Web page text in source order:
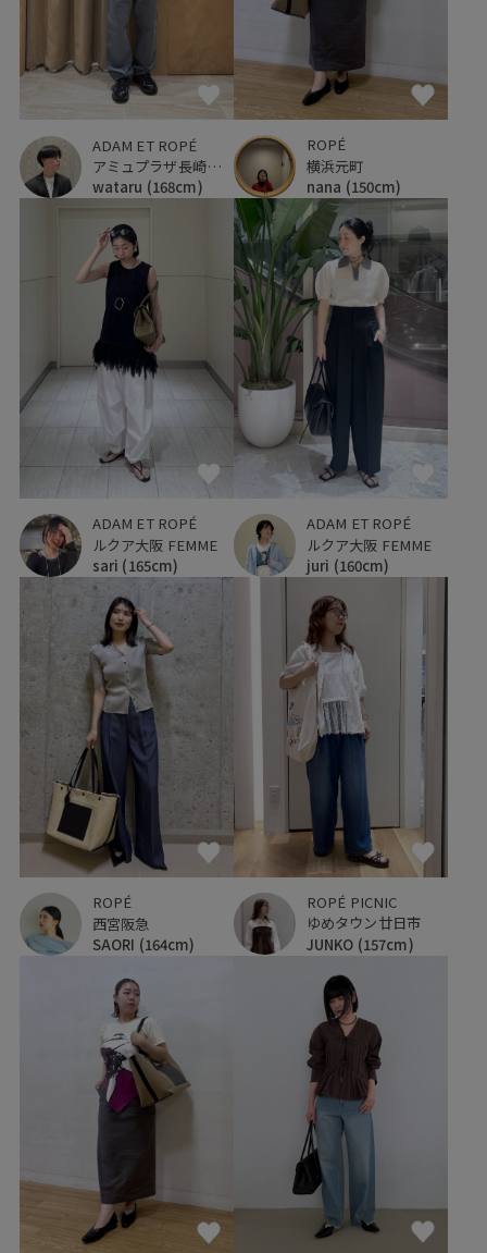
ADAM ET ROPÉ
アミュプラザ長崎新館
wataru (168cm)
ROPÉ
横浜元町
nana (150cm)
ADAM ET ROPÉ
ルクア大阪 FEMME
sari (165cm)
ADAM ET ROPÉ
ルクア大阪 FEMME
juri (160cm)
ROPÉ
西宮阪急
SAORI (164cm)
ROPÉ PICNIC
ゆめタウン廿日市
JUNKO (157cm)